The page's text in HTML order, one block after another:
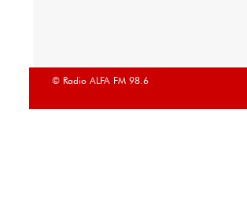
© Radio ALFA FM 98.6